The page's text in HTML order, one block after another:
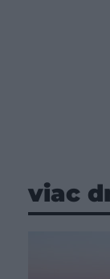
viac